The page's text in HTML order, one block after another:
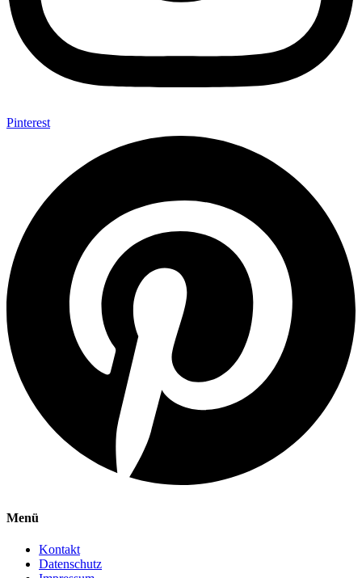
Pinterest
Menü
Kontakt
Datenschutz